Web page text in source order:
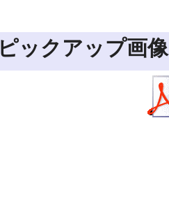
ピックアップ画像